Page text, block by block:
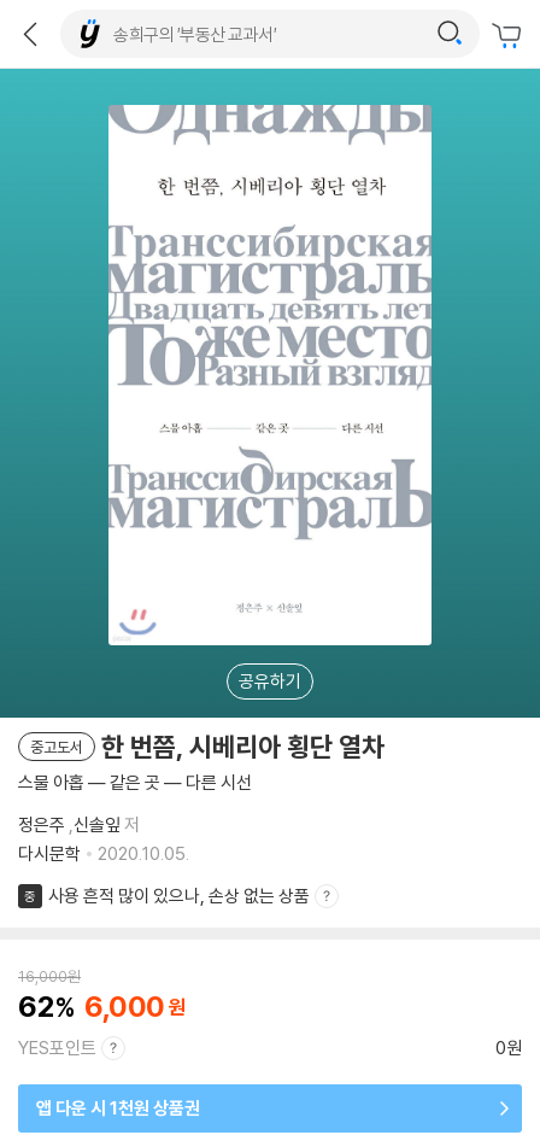
공유하기
중고도서 한 번쯤, 시베리아 횡단 열차
스물 아홉 ― 같은 곳 ― 다른 시선
정은주 ,신솔잎 저
다시문학
2020.10.05.
중 사용 흔적 많이 있으나, 손상 없는 상품
16,000원
62 6,000
YES포인트 0원
앱 다운 시 1천원 상품권